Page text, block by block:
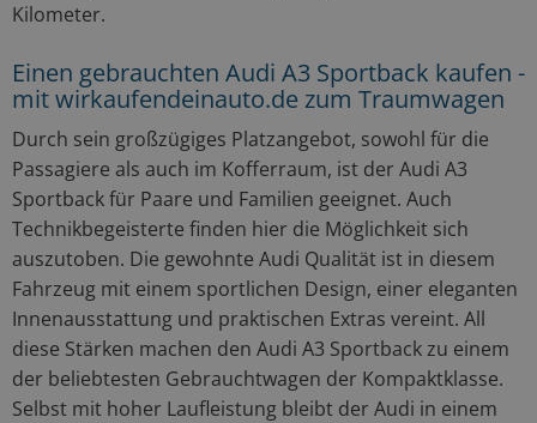
Kilometer.
Einen gebrauchten Audi A3 Sportback kaufen -
mit wirkaufendeinauto.de zum Traumwagen
Durch sein großzügiges Platzangebot, sowohl für die
Passagiere als auch im Kofferraum, ist der Audi A3
Sportback für Paare und Familien geeignet. Auch
Technikbegeisterte finden hier die Möglichkeit sich
auszutoben. Die gewohnte Audi Qualität ist in diesem
Fahrzeug mit einem sportlichen Design, einer eleganten
Innenausstattung und praktischen Extras vereint. All
diese Stärken machen den Audi A3 Sportback zu einem
der beliebtesten Gebrauchtwagen der Kompaktklasse.
Selbst mit hoher Laufleistung bleibt der Audi in einem